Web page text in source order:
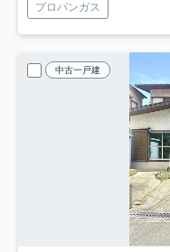
プロパンガス
中古一戸建